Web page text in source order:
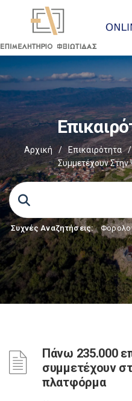
Αρχική / Επικαιρότητα /
Συμμετέχουν
Συχνές Αναζητήσεις:
Πάνω 235.000
συμμετέχουν
πλατφόρμα